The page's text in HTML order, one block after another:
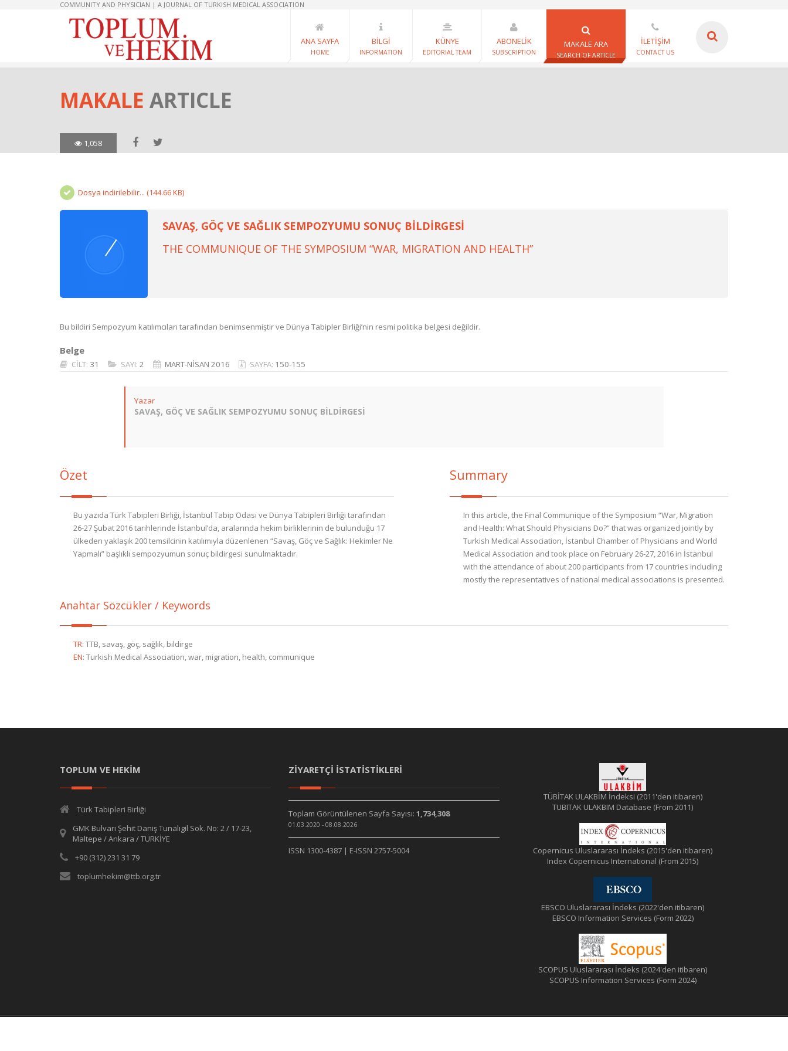
COMMUNITY AND PHYSICIAN | A JOURNAL OF TURKISH MEDICAL ASSOCIATION
ANA SAYFA
HOME
BİLGİ
INFORMATION
KÜNYE
EDITORIAL TEAM
ABONELİK
SUBSCRIPTION
MAKALE ARA
SEARCH OF ARTICLE
İLETİŞİM
CONTACT US
MAKALE ARTICLE
1,058
Dosya indirilebilir... (144.66 KB)
SAVAŞ, GÖÇ VE SAĞLIK SEMPOZYUMU SONUÇ BİLDİRGESİ
THE COMMUNIQUE OF THE SYMPOSIUM “WAR, MIGRATION AND HEALTH”
Bu bildiri Sempozyum katılımcıları tarafından benimsenmiştir ve Dünya Tabipler Birliği’nin resmi politika belgesi değildir.
Belge
CİLT: 31 SAYI: 2 MART-NİSAN 2016 SAYFA: 150-155
Yazar
SAVAŞ, GÖÇ VE SAĞLIK SEMPOZYUMU SONUÇ BİLDİRGESİ
Özet
Bu yazıda Türk Tabipleri Birliği, İstanbul Tabip Odası ve Dünya Tabipleri Birliği tarafından
26-27 Şubat 2016 tarihlerinde İstanbul’da, aralarında hekim birliklerinin de bulunduğu 17
ülkeden yaklaşık 200 temsilcinin katılımıyla düzenlenen “Savaş, Göç ve Sağlık: Hekimler Ne
Yapmalı” başlıklı sempozyumun sonuç bildirgesi sunulmaktadır.
Summary
In this article, the Final Communique of the Symposium “War, Migration
and Health: What Should Physicians Do?” that was organized jointly by
Turkish Medical Association, İstanbul Chamber of Physicians and World
Medical Association and took place on February 26-27, 2016 in İstanbul
with the attendance of about 200 participants from 17 countries including
mostly the representatives of national medical associations is presented.
Anahtar Sözcükler / Keywords
TR: TTB, savaş, göç, sağlık, bildirge
EN: Turkish Medical Association, war, migration, health, communique
TOPLUM VE HEKİM
Türk Tabipleri Birliği
GMK Bulvarı Şehit Daniş Tunalıgil Sok. No: 2 / 17-23,
Maltepe / Ankara / TÜRKİYE
+90 (312) 231 31 79
toplumhekim@ttb.org.tr
ZİYARETÇİ İSTATİSTİKLERİ
Toplam Görüntülenen Sayfa Sayısı: 1,734,308
01.03.2020 - 08.08.2026
ISSN 1300-4387 | E-ISSN 2757-5004
TÜBİTAK ULAKBİM İndeksi (2011'den itibaren)
TUBITAK ULAKBIM Database (From 2011)
Copernicus Uluslararası İndeks (2015'den itibaren)
Index Copernicus International (From 2015)
EBSCO Uluslararası İndeks (2022'den itibaren)
EBSCO Information Services (Form 2022)
SCOPUS Uluslararası İndeks (2024'den itibaren)
SCOPUS Information Services (Form 2024)